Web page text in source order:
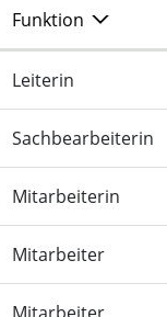
Funktion
Leiterin
Sachbearbeiterin
Mitarbeiterin
Mitarbeiter